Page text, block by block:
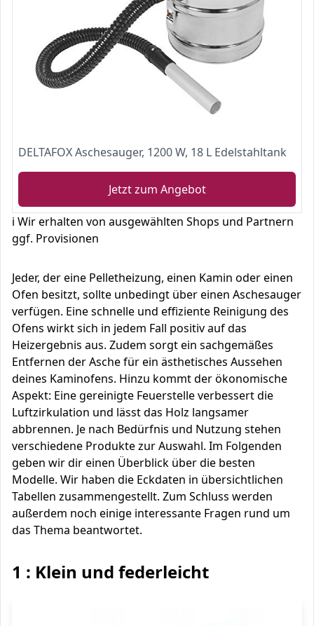
DELTAFOX Aschesauger, 1200 W, 18 L Edelstahltank
Jetzt zum Angebot
ℹ️ Wir erhalten von ausgewählten Shops und Partnern
ggf. Provisionen
Jeder, der eine Pelletheizung, einen Kamin oder einen
Ofen besitzt, sollte unbedingt über einen Aschesauger
verfügen. Eine schnelle und effiziente Reinigung des
Ofens wirkt sich in jedem Fall positiv auf das
Heizergebnis aus. Zudem sorgt ein sachgemäßes
Entfernen der Asche für ein ästhetisches Aussehen
deines Kaminofens. Hinzu kommt der ökonomische
Aspekt: Eine gereinigte Feuerstelle verbessert die
Luftzirkulation und lässt das Holz langsamer
abbrennen. Je nach Bedürfnis und Nutzung stehen
verschiedene Produkte zur Auswahl. Im Folgenden
geben wir dir einen Überblick über die besten
Modelle. Wir haben die Eckdaten in übersichtlichen
Tabellen zusammengestellt. Zum Schluss werden
außerdem noch einige interessante Fragen rund um
das Thema beantwortet.
1 : Klein und federleicht